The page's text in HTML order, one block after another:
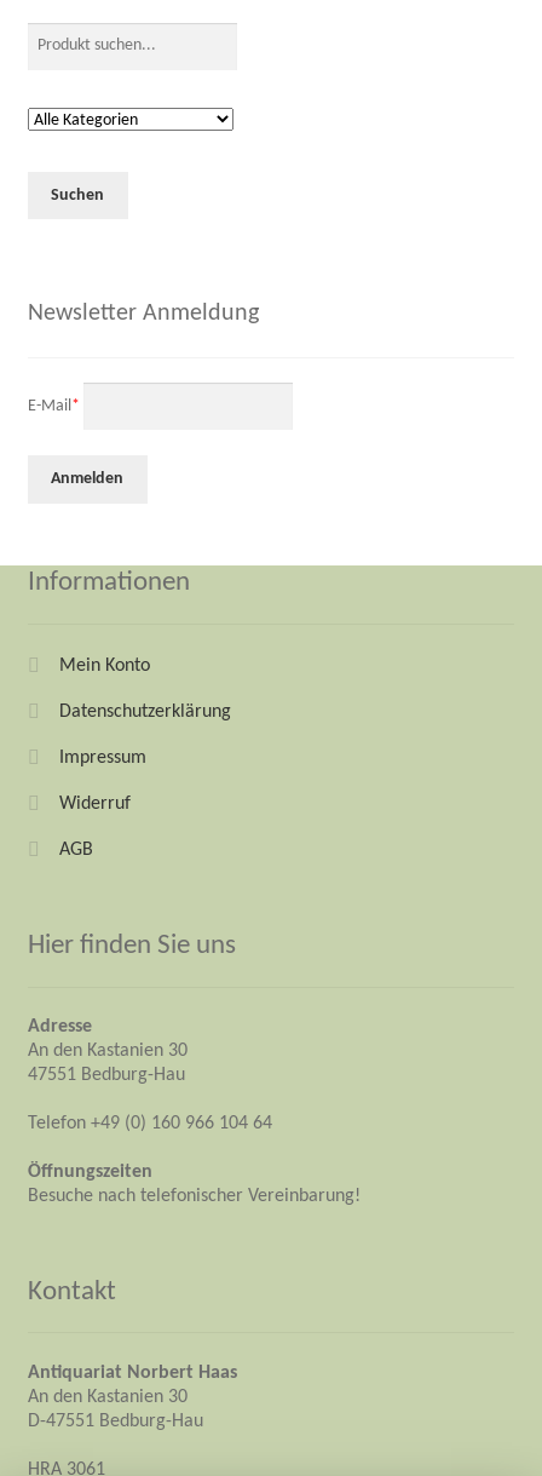
Newsletter Anmeldung
E-Mail *
Informationen
Mein Konto
Datenschutzerklärung
Impressum
Widerruf
AGB
Hier finden Sie uns
Adresse
An den Kastanien 30
47551 Bedburg-Hau
Telefon +49 (0) 160 966 104 64
Öffnungszeiten
Besuche nach telefonischer Vereinbarung!
Kontakt
Antiquariat Norbert Haas
An den Kastanien 30
D-47551 Bedburg-Hau
HRA 3061